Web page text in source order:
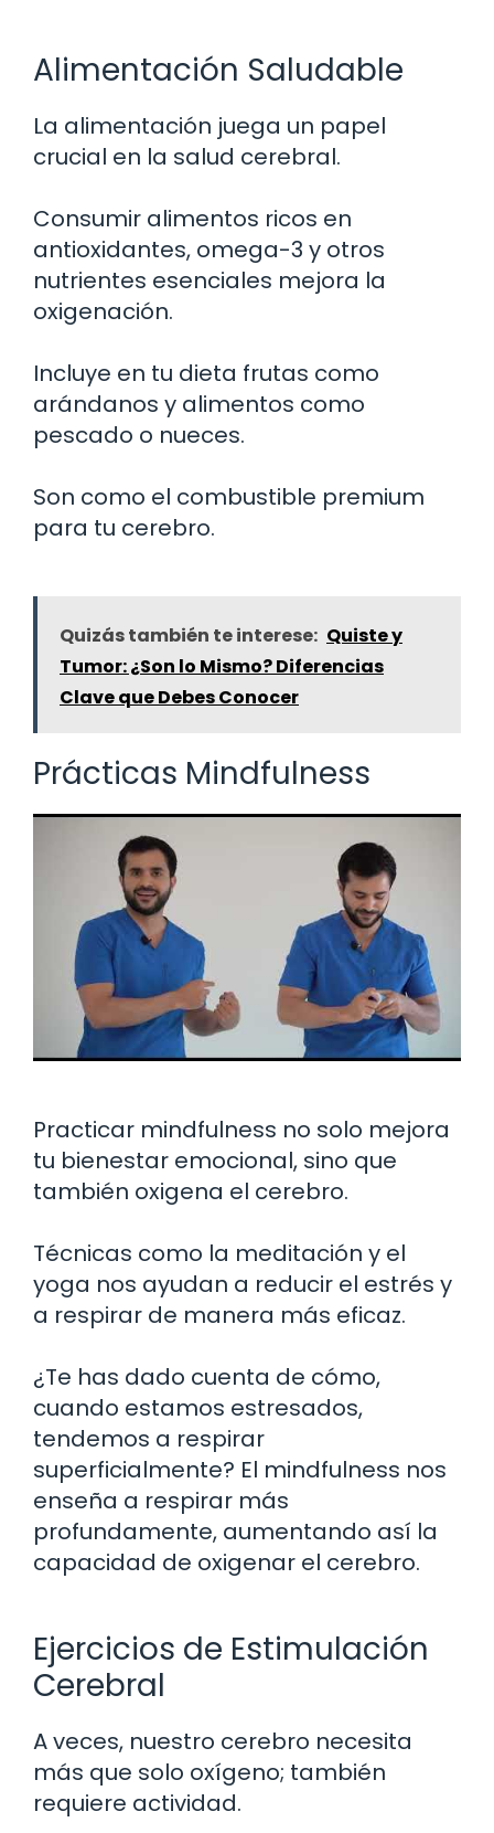
Alimentación Saludable
La alimentación juega un papel
crucial en la salud cerebral.
Consumir alimentos ricos en
antioxidantes, omega-3 y otros
nutrientes esenciales mejora la
oxigenación.
Incluye en tu dieta frutas como
arándanos y alimentos como
pescado o nueces.
Son como el combustible premium
para tu cerebro.
Quizás también te interese: Quiste y
Tumor: ¿Son lo Mismo? Diferencias
Clave que Debes Conocer
Prácticas Mindfulness
Practicar mindfulness no solo mejora
tu bienestar emocional, sino que
también oxigena el cerebro.
Técnicas como la meditación y el
yoga nos ayudan a reducir el estrés y
a respirar de manera más eficaz.
¿Te has dado cuenta de cómo,
cuando estamos estresados,
tendemos a respirar
superficialmente? El mindfulness nos
enseña a respirar más
profundamente, aumentando así la
capacidad de oxigenar el cerebro.
Ejercicios de Estimulación
Cerebral
A veces, nuestro cerebro necesita
más que solo oxígeno; también
requiere actividad.